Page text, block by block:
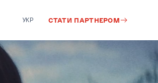
УКР СТАТИ ПАРТНЕРОМ